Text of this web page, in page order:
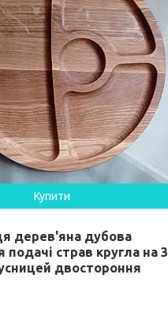
Купити
дерев'яна дубова
страв кругла на 3
двостороння